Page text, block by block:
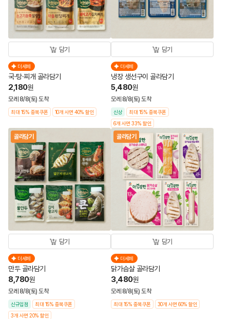
담기
더세페
국·탕·찌개 골라담기
2,180원
모레 8/8(토) 도착
최대 15% 중복쿠폰 10개 사면 40% 할인
담기
더세페
냉장 생선구이 골라담기
5,480원
모레 8/8(토) 도착
신상
최대 15% 중복쿠폰
6개 사면 33% 할인
골라담기
담기
더세페
만두 골라담기
8,780원
모레 8/8(토) 도착
신규입점
최대 15% 중복쿠폰
3개 사면 20% 할인
골라담기
담기
더세페
닭가슴살 골라담기
3,480원
모레 8/8(토) 도착
최대 15% 중복쿠폰 30개 사면 60% 할인